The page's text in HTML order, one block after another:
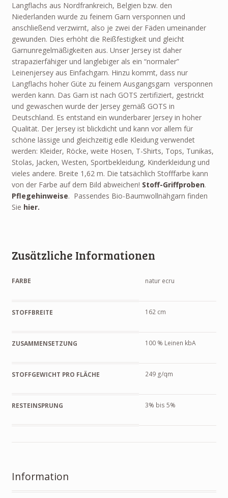
Langflachs aus Nordfrankreich, Belgien bzw. den
Niederlanden wurde zu feinem Garn versponnen und
anschließend verzwirnt, also je zwei der Fäden umeinander
gewunden. Dies erhöht die Reißfestigkeit und gleicht
Garnunregelmäßigkeiten aus. Unser Jersey ist daher
strapazierfähiger und langlebiger als ein “normaler”
Leinenjersey aus Einfachgarn. Hinzu kommt, dass nur
Langflachs hoher Güte zu feinem Ausgangsgarn versponnen
werden kann. Das Garn ist nach GOTS zertifiziert, gestrickt
und gewaschen wurde der Jersey gemäß GOTS in
Deutschland. Es entstand ein wunderbarer Jersey in hoher
Qualität. Der Jersey ist blickdicht und kann vor allem für
schöne lässige und gleichzeitig edle Kleidung verwendet
werden: Kleider, Röcke, weite Hosen, T-Shirts, Tops, Tunikas,
Stolas, Jacken, Westen, Sportbekleidung, Kinderkleidung und
vieles andere. Breite 1,62 m. Die tatsächlich Stofffarbe kann
von der Farbe auf dem Bild abweichen! Stoff-Griffproben.
Pflegehinweise. Passendes Bio-Baumwollnähgarn finden
Sie hier.
Zusätzliche Informationen
FARBE natur ecru
STOFFBREITE 162 cm
ZUSAMMENSETZUNG 100 % Leinen kbA
STOFFGEWICHT PRO FLÄCHE 249 g/qm
RESTEINSPRUNG 3% bis 5%
Information